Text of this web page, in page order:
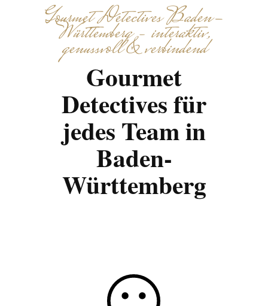
Gourmet Detectives Baden-
Württemberg – interaktiv,
genussvoll & verbindend
Gourmet
Detectives für
jedes Team in
Baden-
Württemberg